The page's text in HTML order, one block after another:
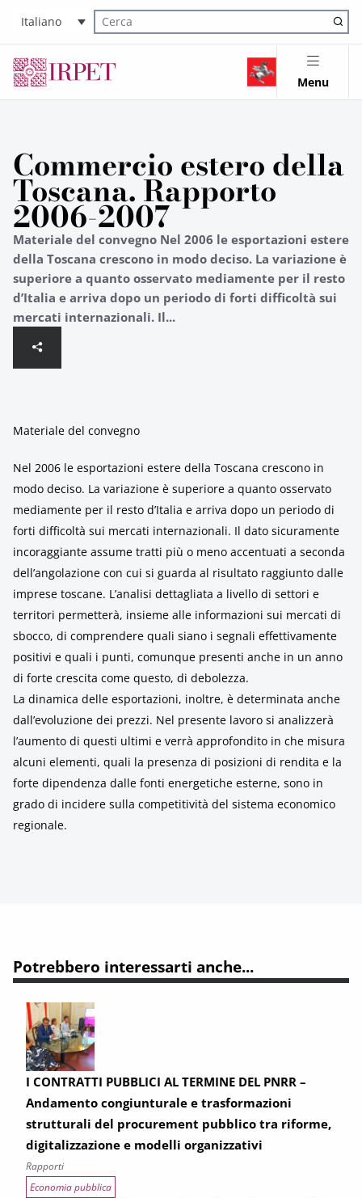
Italiano
Cerca nel sito
Menu
Commercio estero della
Toscana. Rapporto
2006-2007
Materiale del convegno Nel 2006 le esportazioni estere
della Toscana crescono in modo deciso. La variazione è
superiore a quanto osservato mediamente per il resto
d’Italia e arriva dopo un periodo di forti difficoltà sui
mercati internazionali. Il...
Materiale del convegno
Nel 2006 le esportazioni estere della Toscana crescono in
modo deciso. La variazione è superiore a quanto osservato
mediamente per il resto d’Italia e arriva dopo un periodo di
forti difficoltà sui mercati internazionali. Il dato sicuramente
incoraggiante assume tratti più o meno accentuati a seconda
dell’angolazione con cui si guarda al risultato raggiunto dalle
imprese toscane. L’analisi dettagliata a livello di settori e
territori permetterà, insieme alle informazioni sui mercati di
sbocco, di comprendere quali siano i segnali effettivamente
positivi e quali i punti, comunque presenti anche in un anno
di forte crescita come questo, di debolezza.
La dinamica delle esportazioni, inoltre, è determinata anche
dall’evoluzione dei prezzi. Nel presente lavoro si analizzerà
l’aumento di questi ultimi e verrà approfondito in che misura
alcuni elementi, quali la presenza di posizioni di rendita e la
forte dipendenza dalle fonti energetiche esterne, sono in
grado di incidere sulla competitività del sistema economico
regionale.
Potrebbero interessarti anche...
I CONTRATTI PUBBLICI AL TERMINE DEL PNRR –
Andamento congiunturale e trasformazioni
strutturali del procurement pubblico tra riforme,
digitalizzazione e modelli organizzativi
Rapporti
Economia pubblica